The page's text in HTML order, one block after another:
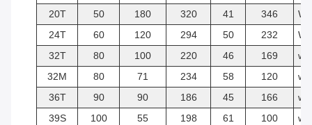
20T
50 180 320 41 346
Wo
24T
60 120 294 50 232
Wo
32T
80 100 220 46 169
w/y
32M
80 71 234 58 120
w/y
36T
90 90 186 45 166
w/y
39S
100 55 198 61 100
w/y